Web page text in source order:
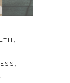
,
,